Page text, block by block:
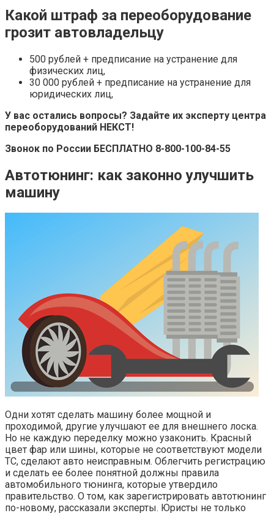
Какой штраф за переоборудование
грозит автовладельцу
500 рублей + предписание на устранение для
физических лиц,
30 000 рублей + предписание на устранение для
юридических лиц,
У вас остались вопросы? Задайте их эксперту центра
переоборудований НЕКСТ!
Звонок по России БЕСПЛАТНО 8-800-100-84-55
Автотюнинг: как законно улучшить
машину
Одни хотят сделать машину более мощной и
проходимой, другие улучшают ее для внешнего лоска.
Но не каждую переделку можно узаконить. Красный
цвет фар или шины, которые не соответствуют модели
ТС, сделают авто неисправным. Облегчить регистрацию
и сделать ее более понятной должны правила
автомобильного тюнинга, которые утвердило
правительство. О том, как зарегистрировать автотюнинг
по-новому, рассказали эксперты. Юристы не только